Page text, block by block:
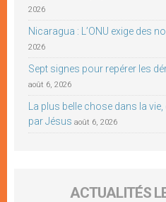
2026
Nicaragua : L’ONU exige des
2026
Sept signes pour repérer les
août 6, 2026
La plus belle chose dans la vie,
par Jésus août 6, 2026
ACTUALITÉS